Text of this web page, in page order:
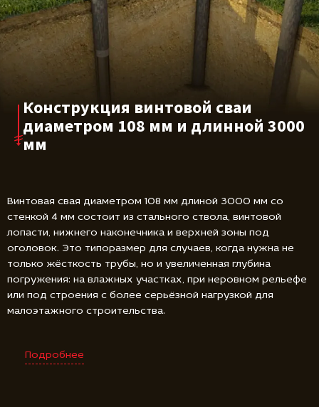
Конструкция винтовой сваи
диаметром 108 мм и длинной 3000
мм
Винтовая свая диаметром 108 мм длиной 3000 мм со
стенкой 4 мм состоит из стального ствола, винтовой
лопасти, нижнего наконечника и верхней зоны под
оголовок. Это типоразмер для случаев, когда нужна не
только жёсткость трубы, но и увеличенная глубина
погружения: на влажных участках, при неровном рельефе
или под строения с более серьёзной нагрузкой для
малоэтажного строительства.
Подробнее